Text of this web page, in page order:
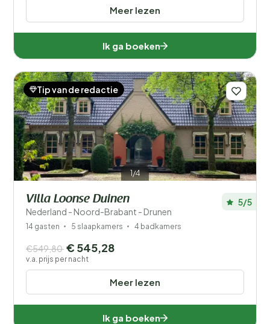
Meer lezen
Ik ga boeken
1/4
Tip van de redactie
Villa Loonse Duinen
Nederland - Noord-Brabant - Drunen
5/5
14 gasten 5 slaapkamers 4 badkamers
Meer lezen
€549,80 € 545,28
v.a. prijs per nacht
Ik ga boeken